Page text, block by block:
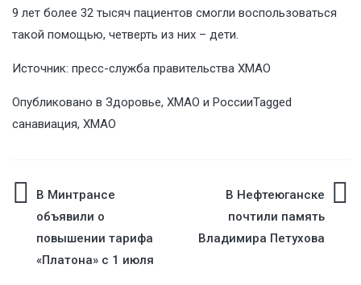
9 лет более 32 тысяч пациентов смогли воспользоваться
такой помощью, четверть из них – дети.
Источник: пресс-служба правительства ХМАО
Опубликовано в Здоровье, ХМАО и РоссииTagged
санавиация, ХМАО
Навигация
по
В Минтрансе
объявили о
повышении тарифа
«Платона» с 1 июля
В Нефтеюганске
почтили память
Владимира Петухова